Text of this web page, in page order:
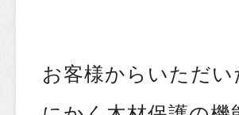
お客様からいただ